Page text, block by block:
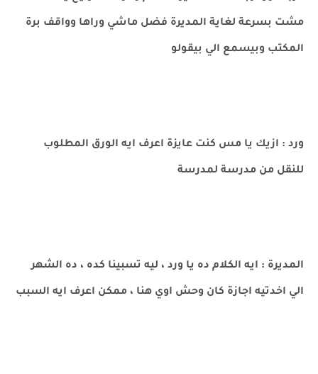
مشت بسرعة لغاية المديرة فضل ماشي وراها وواقف برة
المكتب وبيسمع الي بيقولو
ورد : ازيك يا مس كنت عايزة اعرف ايه الورق المطلوب
للنقل من مدرسة لمدرسة
المديرة : ايه الكلام ده يا ورد ، ليه تسبينا كده ، ده الشهر
الي اخدتيه اجازة كان وحش اوي هنا ، ممكن اعرف ايه السبب